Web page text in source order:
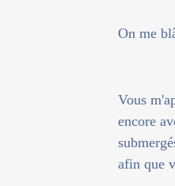
On me
Vous
encore
afin que